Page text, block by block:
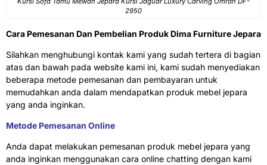
2950
Cara Pemesanan Dan Pembelian Produk Dima Furniture Jepara
Silahkan menghubungi kontak kami yang sudah tertera di bagian
atas dan bawah pada website kami ini, kami sudah menyediakan
beberapa metode pemesanan dan pembayaran untuk
memudahkan anda dalam mendapatkan produk mebel jepara
yang anda inginkan.
Metode Pemesanan Online
Anda dapat melakukan pemesanan produk mebel jepara yang
anda inginkan menggunakan cara online chatting dengan kami